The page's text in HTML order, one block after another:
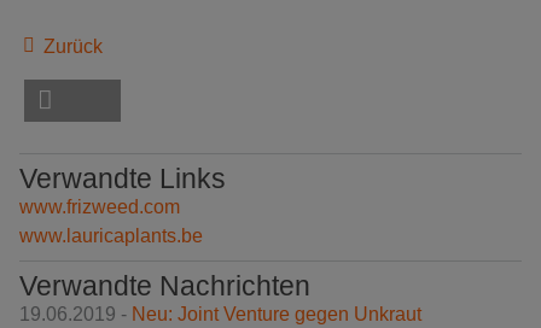
Zurück
Verwandte Links
www.frizweed.com
www.lauricaplants.be
Verwandte Nachrichten
19.06.2019 - Neu: Joint Venture gegen Unkraut